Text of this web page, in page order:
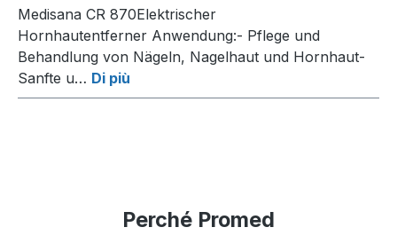
Medisana CR 870Elektrischer
Hornhautentferner Anwendung:- Pflege und
Behandlung von Nägeln, Nagelhaut und Hornhaut-
Sanfte u… Di più
Perché Promed